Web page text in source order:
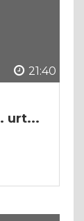
21:40
urt...